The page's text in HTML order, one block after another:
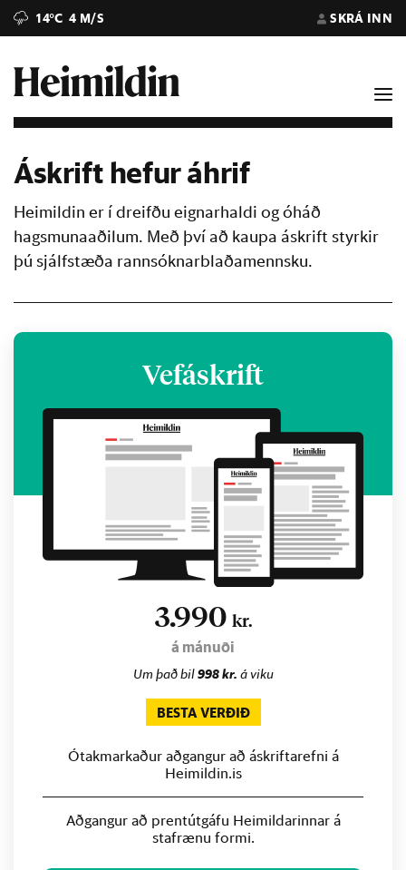
14°C 4 M/S SKRÁ INN
Áskrift hefur áhrif
Heimildin er í dreifðu eignarhaldi og óháð
hagsmunaaðilum. Með því að kaupa áskrift styrkir
þú sjálfstæða rannsóknarblaðamennsku.
Vefáskrift
3.990 kr.
á mánuði
Um það bil998 kr. á viku
BESTA VERÐIÐ
Ótakmarkaður aðgangur að áskriftarefni á
Heimildin.is
Aðgangur að prentútgáfu Heimildarinnar á
stafrænu formi.